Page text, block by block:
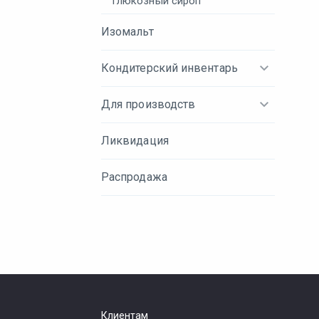
Изомальт
Кондитерский инвентарь
Для производств
Ликвидация
Распродажа
Клиентам